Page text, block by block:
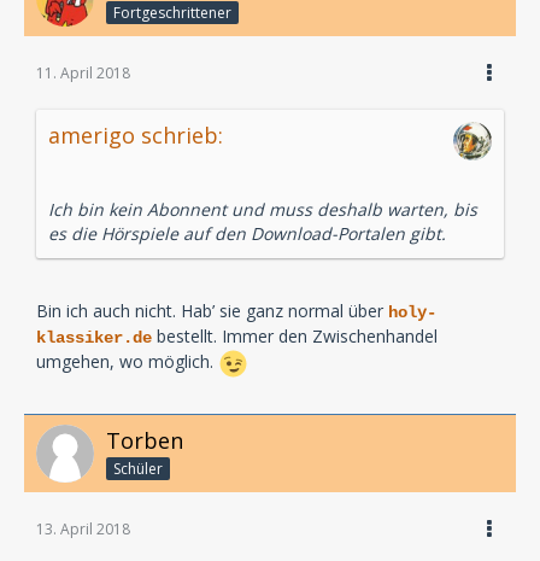
Fortgeschrittener
11. April 2018
amerigo schrieb:
Ich bin kein Abonnent und muss deshalb warten, bis
es die Hörspiele auf den Download-Portalen gibt.
Bin ich auch nicht. Hab’ sie ganz normal über holy-
klassiker.de bestellt. Immer den Zwischenhandel
umgehen, wo möglich.
Torben
Schüler
13. April 2018